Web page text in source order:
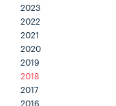
2023
2022
2021
2020
2019
2018
2017
2016